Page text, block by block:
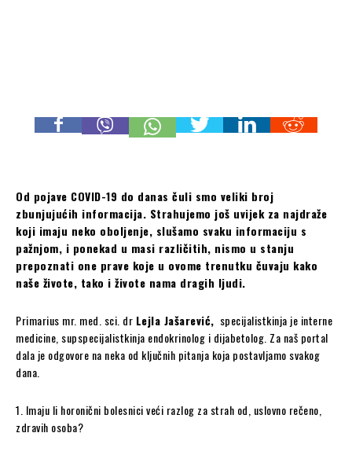
Od pojave COVID-19 do danas čuli smo veliki broj
zbunjujućih informacija. Strahujemo još uvijek za najdraže
koji imaju neko oboljenje, slušamo svaku informaciju s
pažnjom, i ponekad u masi različitih, nismo u stanju
prepoznati one prave koje u ovome trenutku čuvaju kako
naše živote, tako i živote nama dragih ljudi.
Primarius mr. med. sci. dr Lejla Jašarević, specijalistkinja je interne
medicine, supspecijalistkinja endokrinolog i dijabetolog. Za naš portal
dala je odgovore na neka od ključnih pitanja koja postavljamo svakog
dana.
1. Imaju li horonični bolesnici veći razlog za strah od, uslovno rečeno,
zdravih osoba?